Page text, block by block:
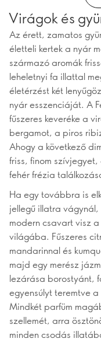
Virágok és
Az érett, zamatos
életteli kertek a nyár
származó aromák
leheletnyi fa illattal
életérzést két
nyár esszenciáját. A
fűszeres keveréke a
bergamot, a piros
Ahogy a következő
friss, finom
fehér frézia
Ha egy továbbra is
jellegű illatra vágynál,
modern csavart visz
világába. Fűszeres
mandarinnal és
majd egy merész
lezárása borostyánt,
egyensúlyt teremtve
Mindkét parfüm
szellemét, arra
minden csodás